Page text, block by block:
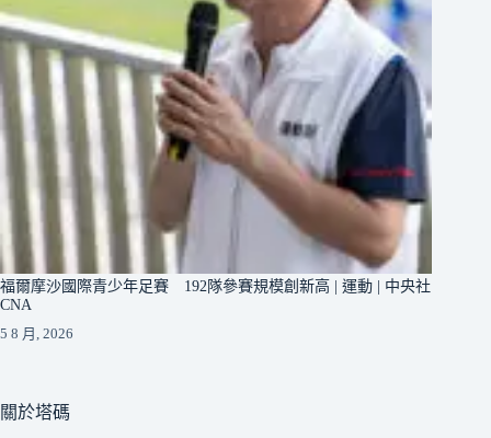
福爾摩沙國際青少年足賽 192隊參賽規模創新高 | 運動 | 中央社
CNA
5 8 月, 2026
關於塔碼